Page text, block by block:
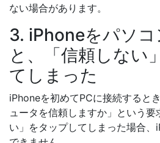
ない場合があります。
3. iPhoneをパソコ
と、「信頼しない
てしまった
iPhoneを初めてPCに接続すると
ュータを信頼しますか」という
い」をタップしてしまった場合